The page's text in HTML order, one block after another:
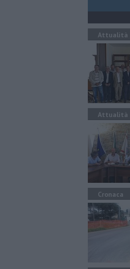
Attualità
Attualità
Cronaca